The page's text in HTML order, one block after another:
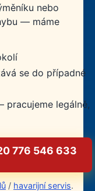
nebo
— máme
se do případné
pracujeme legálně,
776 546 633
/ havarijní servis.